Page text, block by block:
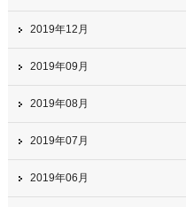
2019年12月
2019年09月
2019年08月
2019年07月
2019年06月